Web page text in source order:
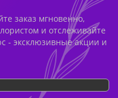
заказ мгновенно,
и отслеживайте
- эксклюзивные акции и